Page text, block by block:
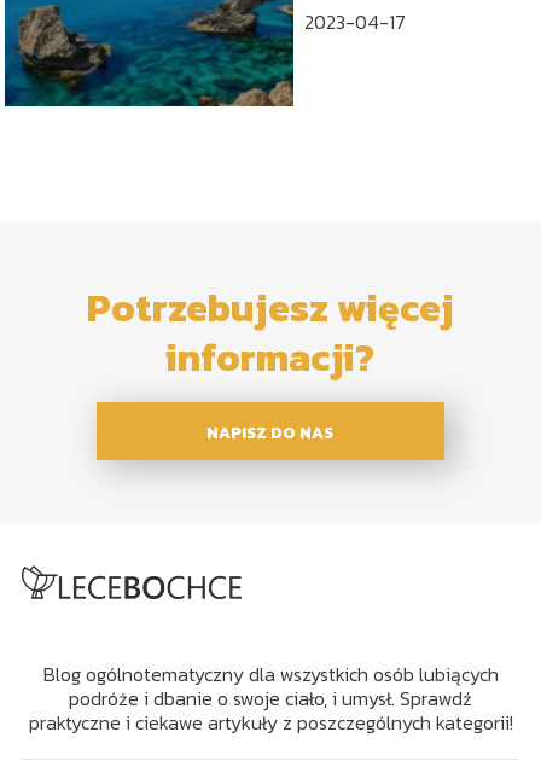
egzotyczny urlop
2023-04-17
Potrzebujesz więcej
informacji?
NAPISZ DO NAS
Blog ogólnotematyczny dla wszystkich osób lubiących
podróże i dbanie o swoje ciało, i umysł. Sprawdź
praktyczne i ciekawe artykuły z poszczególnych kategorii!